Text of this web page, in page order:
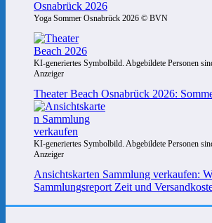
Yoga Sommer Osnabrück 2026 © BVN
KI-generiertes Symbolbild. Abgebildete Personen
Anzeiger
Theater Beach Osnabrück 2026:
KI-generiertes Symbolbild. Abgebildete Personen
Anzeiger
Ansichtskarten Sammlung verkaufen:
Sammlungsreport Zeit und